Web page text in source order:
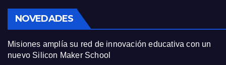
NOVEDADES
Misiones amplía su red de innovación educativa con un
nuevo Silicon Maker School